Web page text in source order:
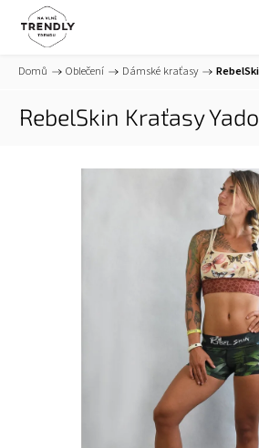
Domů / Oblečení / Dámské kraťasy /
RebelSkin Kraťasy